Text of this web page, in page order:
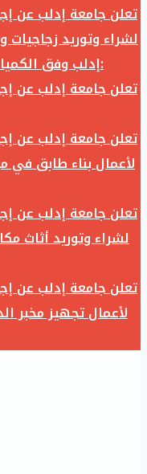
تعلن جامعة إدلب عن
لشراء وتوريد زجاجيات
إدلب وفق الكميات والمواصفات المحددة أدناه:
تعلن جامعة إدلب عن
تعلن جامعة إدلب عن
لأعمال بناء طابق في
تعلن جامعة إدلب عن
لشراء وتوريد أثاث
تعلن جامعة إدلب عن
لأعمال تجهيز مخبر